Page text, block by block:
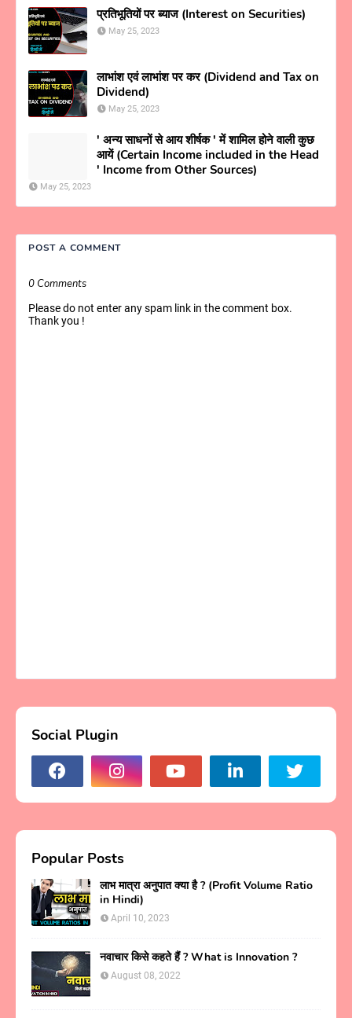
प्रतिभूतियों पर ब्याज (Interest on Securities)
May 25, 2023
लाभांश एवं लाभांश पर कर (Dividend and Tax on
Dividend)
May 25, 2023
' अन्य साधनों से आय शीर्षक ' में शामिल होने वाली कुछ
आयें (Certain Income included in the Head
' Income from Other Sources)
May 25, 2023
POST A COMMENT
0 Comments
Please do not enter any spam link in the comment box.
Thank you !
Social Plugin
Popular Posts
लाभ मात्रा अनुपात क्या है ? (Profit Volume Ratio
in Hindi)
April 10, 2023
नवाचार किसे कहते हैं ? What is Innovation ?
August 08, 2022